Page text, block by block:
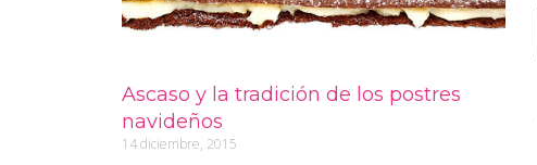
Ascaso y la tradición de los postres
navideños
14 diciembre, 2015